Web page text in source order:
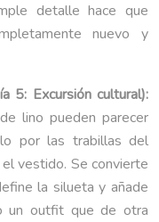
detalle hace que
nuevo y
5: Excursión cultural):
lino pueden parecer
por las trabillas del
vestido. Se convierte
la silueta y añade
un outfit que de otra